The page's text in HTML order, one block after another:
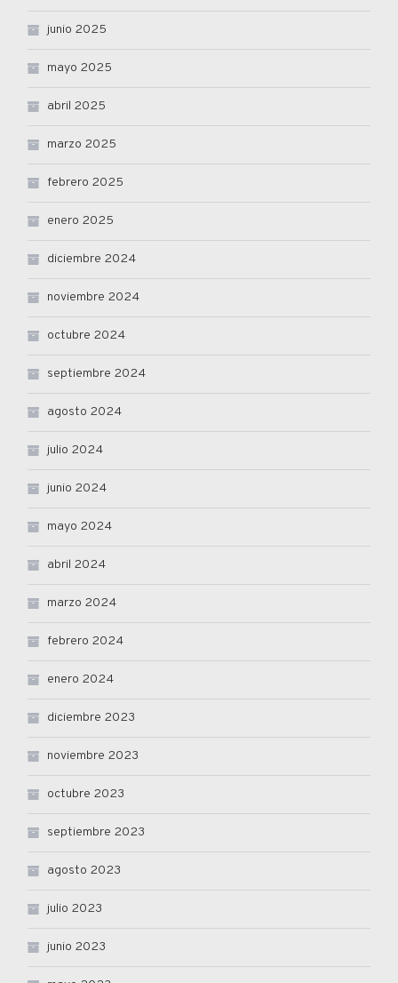
junio 2025
mayo 2025
abril 2025
marzo 2025
febrero 2025
enero 2025
diciembre 2024
noviembre 2024
octubre 2024
septiembre 2024
agosto 2024
julio 2024
junio 2024
mayo 2024
abril 2024
marzo 2024
febrero 2024
enero 2024
diciembre 2023
noviembre 2023
octubre 2023
septiembre 2023
agosto 2023
julio 2023
junio 2023